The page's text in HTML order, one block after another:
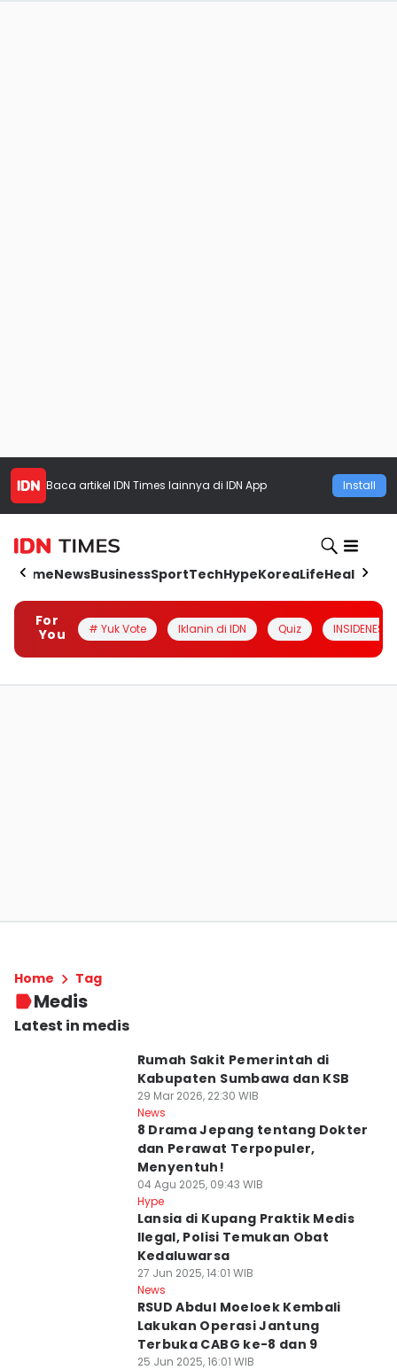
Baca artikel IDN Times lainnya di IDN App Install
HomeNewsBusinessSportTechHypeKoreaLifeHealth
For
You
# Yuk Vote Iklanin di IDN Quiz INSIDENESIA
Home Tag
Medis
Latest in medis
Rumah Sakit Pemerintah di
Kabupaten Sumbawa dan KSB
29 Mar 2026, 22:30 WIB
News
8 Drama Jepang tentang Dokter
dan Perawat Terpopuler,
Menyentuh!
04 Agu 2025, 09:43 WIB
Hype
Lansia di Kupang Praktik Medis
Ilegal, Polisi Temukan Obat
Kedaluwarsa
27 Jun 2025, 14:01 WIB
News
RSUD Abdul Moeloek Kembali
Lakukan Operasi Jantung
Terbuka CABG ke-8 dan 9
25 Jun 2025, 16:01 WIB